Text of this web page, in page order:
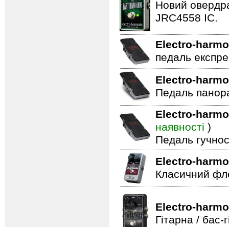
Новий
JRC4558 IC.
Electro-
педаль
Electro-
Педаль
Electro-
наявності )
Педаль
Electro-
Класичний
Electro-
Гітарна /